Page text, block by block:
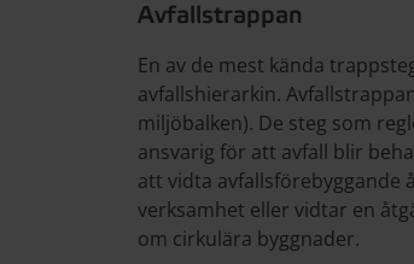
Avfallstrappan
En av de mest kända
avfallshierarkin.
miljöbalken). De steg som
ansvarig för att avfall blir
att vidta avfallsförebyggande
verksamhet eller vidtar en
om cirkulära byggnader.